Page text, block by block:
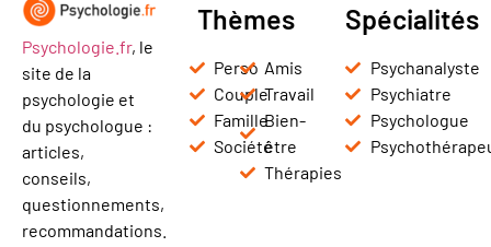
Psychologie.fr, le
site de la
psychologie et
du psychologue :
articles,
conseils,
questionnements,
recommandations.
Thèmes
Perso
Couple
Famille
Société
Amis
Travail
Bien-
être
Thérapies
Spécialités
Psychanalyste
Psychiatre
Psychologue